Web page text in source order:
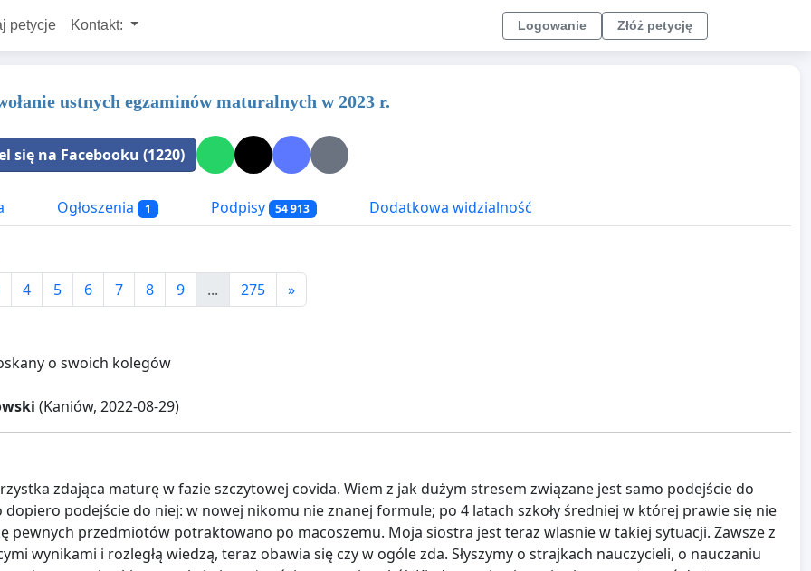
petycje Kontakt: Logowanie Złóż petycję
ustnych egzaminów maturalnych w 2023 r.
się na Facebooku (1220)
Ogłoszenia 1 Podpisy 54 913 Dodatkowa widzialność
4 5 6 7 8 9 ... 275 »
o swoich kolegów
(Kaniów, 2022-08-29)
zdająca maturę w fazie szczytowej covida. Wiem z jak dużym stresem związane jest samo podejście do
dopiero podejście do niej: w nowej nikomu nie znanej formule; po 4 latach szkoły średniej w której prawie się nie
pewnych przedmiotów potraktowano po macoszemu. Moja siostra jest teraz wlasnie w takiej sytuacji. Zawsze z
wynikami i rozległą wiedzą, teraz obawia się czy w ogóle zda. Słyszymy o strajkach nauczycieli, o nauczaniu